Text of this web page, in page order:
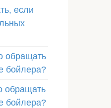
если
обращать
бойлера?
обращать
бойлера?